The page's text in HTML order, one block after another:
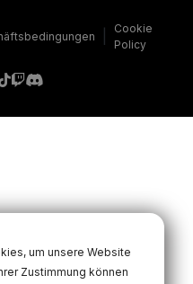
um unsere Website
Zustimmung können
Cookie
Policy